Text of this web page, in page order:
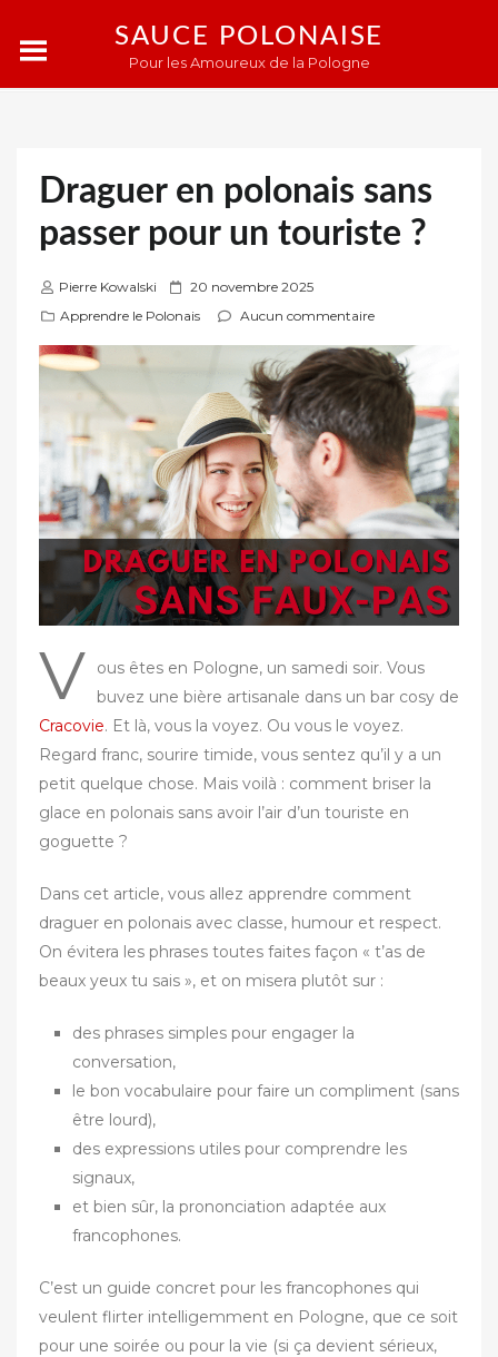
SAUCE POLONAISE
Pour les Amoureux de la Pologne
Draguer en polonais sans
passer pour un touriste ?
Pierre Kowalski
P
u
é
s
u
r
20 novembre 2025
Apprendre le Polonais
Aucun commentaire
V
ous êtes en Pologne, un samedi soir. Vous
buvez une bière artisanale dans un bar cosy de
Cracovie. Et là, vous la voyez. Ou vous le voyez.
Regard franc, sourire timide, vous sentez qu’il y a un
petit quelque chose. Mais voilà : comment briser la
glace en polonais sans avoir l’air d’un touriste en
goguette ?
Dans cet article, vous allez apprendre comment
draguer en polonais avec classe, humour et respect.
On évitera les phrases toutes faites façon « t’as de
beaux yeux tu sais », et on misera plutôt sur :
des phrases simples pour engager la
conversation,
le bon vocabulaire pour faire un compliment (sans
être lourd),
des expressions utiles pour comprendre les
signaux,
et bien sûr, la prononciation adaptée aux
francophones.
C’est un guide concret pour les francophones qui
veulent flirter intelligemment en Pologne, que ce soit
pour une soirée ou pour la vie (si ça devient sérieux,